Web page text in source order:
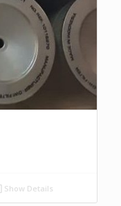
Show Details